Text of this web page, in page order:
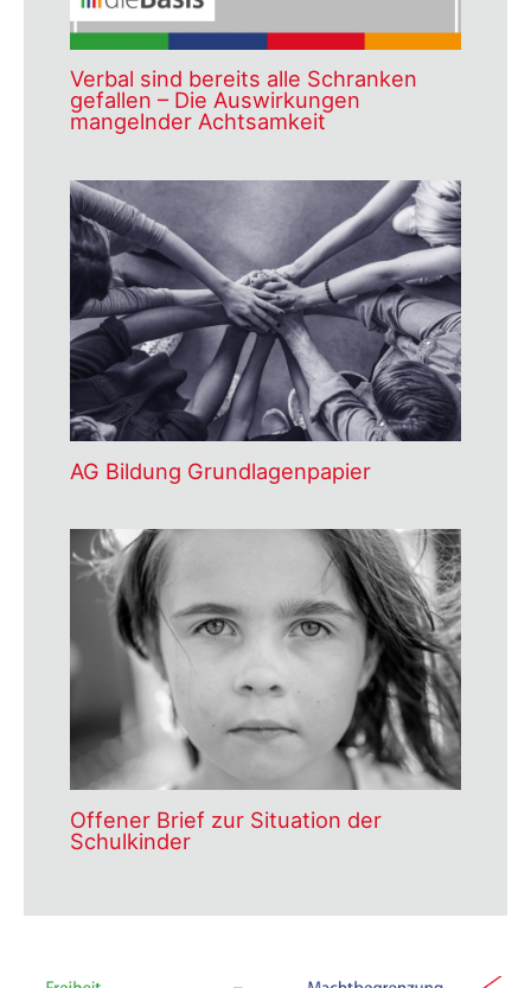
Verbal sind bereits alle Schranken
gefallen – Die Auswirkungen
mangelnder Achtsamkeit
AG Bildung Grundlagenpapier
Offener Brief zur Situation der
Schulkinder